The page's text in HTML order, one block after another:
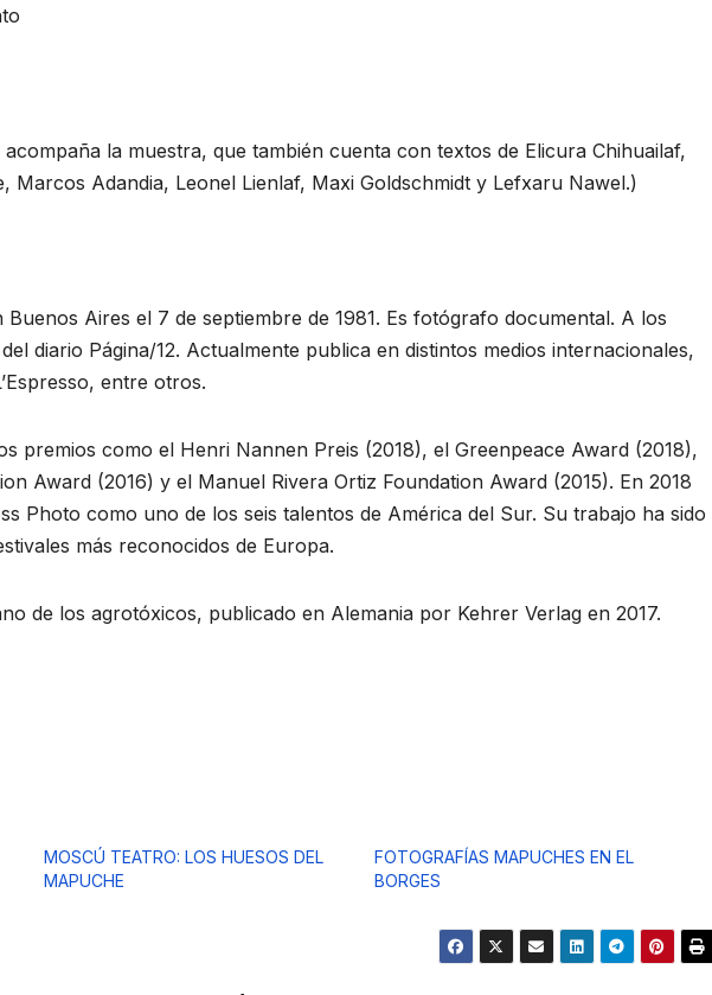
la muestra, que también cuenta con textos de Elicura Chihuailaf,
Marcos Adandia, Leonel Lienlaf, Maxi Goldschmidt y Lefxaru Nawel.)
Aires el 7 de septiembre de 1981. Es fotógrafo documental. A los
diario Página/12. Actualmente publica en distintos medios internacionales,
entre otros.
premios como el Henri Nannen Preis (2018), el Greenpeace Award (2018),
Award (2016) y el Manuel Rivera Ortiz Foundation Award (2015). En 2018
Photo como uno de los seis talentos de América del Sur. Su trabajo ha sido
más reconocidos de Europa.
de los agrotóxicos, publicado en Alemania por Kehrer Verlag en 2017.
MOSCÚ TEATRO: LOS HUESOS DEL
MAPUCHE
FOTOGRAFÍAS MAPUCHES EN EL
BORGES